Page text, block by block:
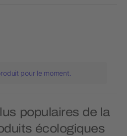
pour le moment.
populaires de la
écologiques